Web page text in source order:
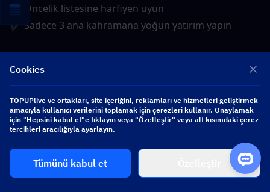
✔ Öncelik listesine harfiyen uyun
✔ Sadece 3 ana kahramana yoğun yatırım yapın
Bundan Kaçının
✘ Düşük nadirlikteki ekipmanları 40. seviyenin üzerine
çıkarmak
✘ Kahramanınızın sınıfı dışındaki parçaları yükseltmek
Cookies
TOPUPlive ve ortakları, site içeriğini, reklamları ve hizmetleri geliştirmek
amacıyla kullanıcı verilerini toplamak için çerezleri kullanır. Onaylamak
için "Hepsini kabul et"e tıklayın veya "Özelleştir" veya alt kısımdaki çerez
tercihleri aracılığıyla ayarlayın.
Tümünü kabul et